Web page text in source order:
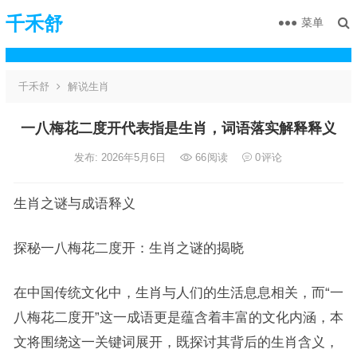
千禾舒 菜单
千禾舒 解说生肖
一八梅花二度开代表指是生肖，词语落实解释释义
发布: 2026年5月6日 66阅读 0评论
生肖之谜与成语释义
探秘一八梅花二度开：生肖之谜的揭晓
在中国传统文化中，生肖与人们的生活息息相关，而“一
八梅花二度开”这一成语更是蕴含着丰富的文化内涵，本
文将围绕这一关键词展开，既探讨其背后的生肖含义，